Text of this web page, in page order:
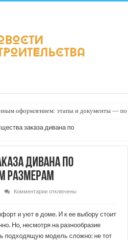
оформлением: этапы и документы —
заказа дивана по
дивана по
размерам
Комментариик
заказа
дивана
по
индивидуальным
размерам
отключены
и уют в доме. И к ее выбору стоит
Но, несмотря на разнообразие
подходящую модель сложно: не тот